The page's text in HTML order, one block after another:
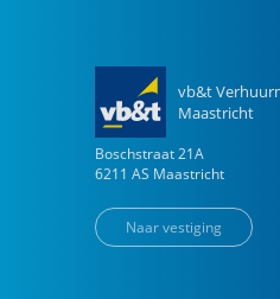
vb&t
Maastricht
Boschstraat 21A
6211 AS Maastricht
Naar vestiging